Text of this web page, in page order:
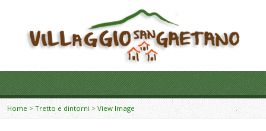
Home > Tretto e dintorni > View Image